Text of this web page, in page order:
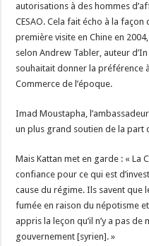
autorisations à des hommes
CESAO. Cela fait écho à la
première visite en Chine en
selon Andrew Tabler, auteur
souhaitait donner la préférence
Commerce de l’époque.
Imad Moustapha,
un plus grand soutien de la part
Mais Kattan met en garde : « La
confiance pour ce qui est
cause du régime. Ils savent que
fumée en raison du népotisme
appris la leçon qu’il n’y a pas
gouvernement [syrien]. »